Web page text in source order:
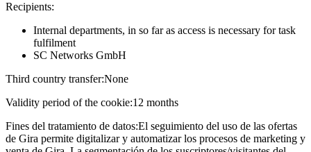
Recipients:
Internal departments, in so far as access is necessary for task
fulfilment
SC Networks GmbH
Third country transfer:None
Validity period of the cookie:12 months
Fines del tratamiento de datos:El seguimiento del uso de las ofertas
de Gira permite digitalizar y automatizar los procesos de marketing y